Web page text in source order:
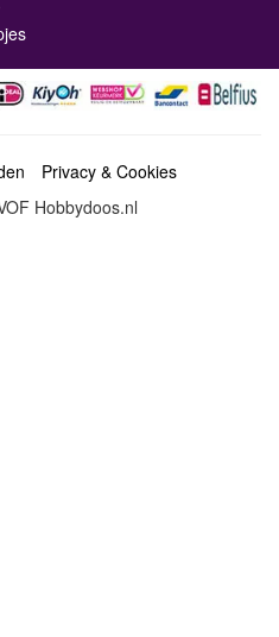
Privacy & Cookies
Hobbydoos.nl